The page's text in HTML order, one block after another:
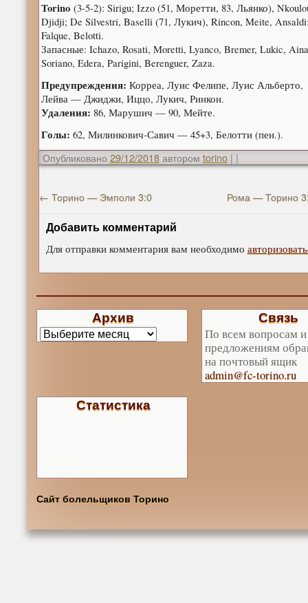
Torino(3-5-2): Sirigu; Izzo (51, Моретти, 83, Льянко),
Djidji; De Silvestri, Baselli (71, Лукич), Rincon, Meite,
Falque, Belotti.
Запасные: Ichazo, Rosati, Moretti, Lyanco, Bremer, Lukic,
Soriano, Edera, Parigini, Berenguer, Zaza.
Предупреждения: Корреа, Луис Фелипе, Луис Альберто,
Лейва — Джиджи, Иццо, Лукич, Ринкон.
Удаления: 86, Марушич — 90, Мейте.
Голы: 62, Милинкович-Савич — 45+3, Белотти (пен.).
Опубликовано 29/12/2018 автором torino | |
← Торино — Эмполи 3:0 Рома — Торино
Добавить комментарий
Для отправки комментария вам необходимо
Архив Связь
По всем вопросам и
предложениям
на почтовый ящик
admin@fc-torino.ru
Статистика
Сайт болельщиков Торино